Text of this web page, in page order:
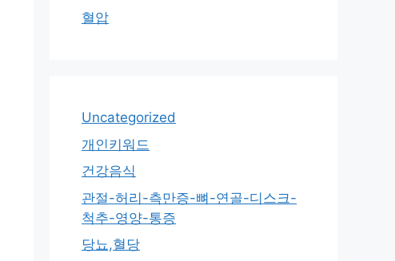
혈압
Uncategorized
개인키워드
건강음식
관절-허리-측만증-뼈-연골-디스크-
척추-영양-통증
당뇨,혈당